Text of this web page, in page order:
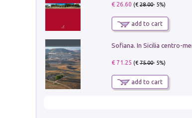
€ 26.60 (€28.00- 5%)
add to cart
€ 71.25 (€75.00- 5%)
add to cart